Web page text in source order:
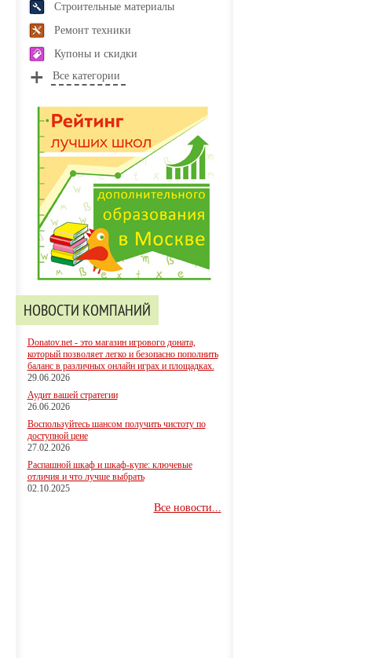
Строительные материалы
Ремонт техники
Купоны и скидки
Все категории
НОВОСТИ КОМПАНИЙ
Donatov.net - это магазин игрового доната,
который позволяет легко и безопасно пополнить
баланс в различных онлайн играх и площадках.
29.06.2026
Аудит вашей стратегии
26.06.2026
Воспользуйтесь шансом получить чистоту по
доступной цене
27.02.2026
Распашной шкаф и шкаф-купе: ключевые
отличия и что лучше выбрать
02.10.2025
Все новости...